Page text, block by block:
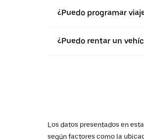
¿Puedo programar
¿Puedo rentar un
Los datos presentados en
según factores como la